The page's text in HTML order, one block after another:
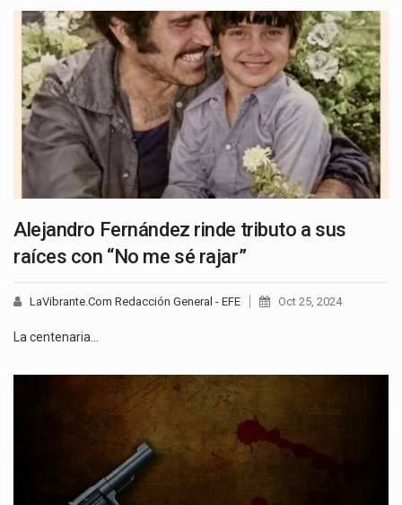
Alejandro Fernández rinde tributo a sus
raíces con “No me sé rajar”
LaVibrante.Com Redacción General - EFE Oct 25, 2024
La centenaria…